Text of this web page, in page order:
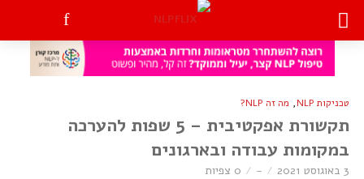
טכניקות NLP , מה זה NLP?
תקשורת אפקטיבית – 5 שפות להערכה
במקומות עבודה ובארגונים
3 באוגוסט 2021 - 0 צפיות